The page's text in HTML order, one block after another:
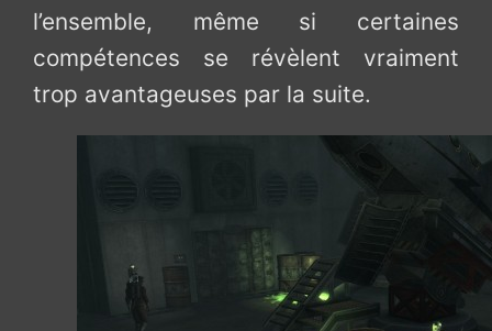
l’ensemble, même si certaines
compétences se révèlent vraiment
trop avantageuses par la suite.